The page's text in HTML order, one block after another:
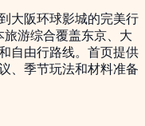
大阪环球影城的完美行
游综合覆盖东京、大
自由行路线。首页提供
、季节玩法和材料准备